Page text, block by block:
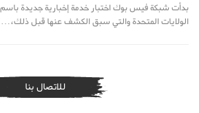
بدأت شبكة فيس بوك اختبار خدمة إخبارية جديدة
الولايات المتحدة والتي سبق الكشف عنها قبل ذلك،…
للاتصال بنا